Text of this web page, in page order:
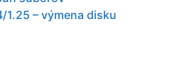
1.25 – výmena disku